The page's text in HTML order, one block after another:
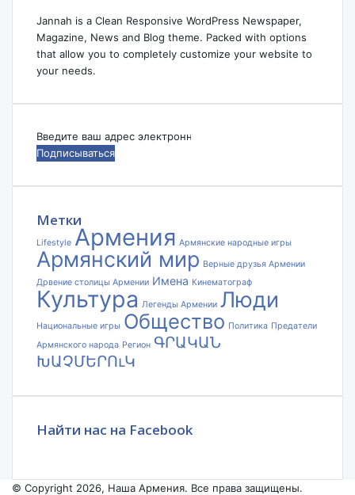
Jannah is a Clean Responsive WordPress Newspaper,
Magazine, News and Blog theme. Packed with options
that allow you to completely customize your website to
your needs.
Введите
ваш
электронной
Метки
Lifestyle Армения Армянские народные игры
Армянский мир Верные друзья Армении
Дрвение столицы Армении Имена Кинематограф
Культура Легенды Армении Люди
Национальные игры Общество Политика Предатели
Армянского народа Регион ԳՐԱԿԱՆ
ԽԱՉՄԵՐՈւԿ
Найти нас на Facebook
© Copyright 2026, Наша Армения. Все права защищены.